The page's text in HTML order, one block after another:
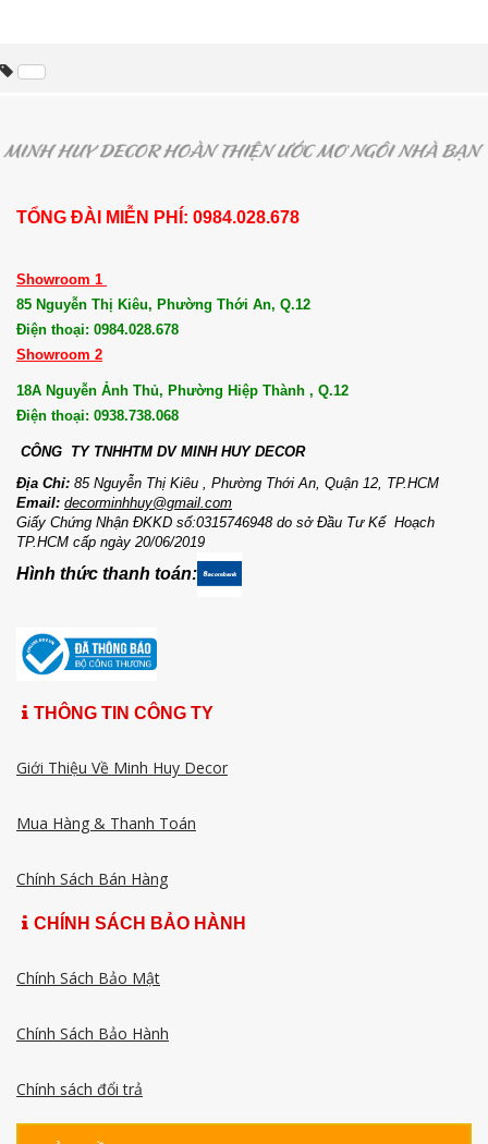
TỔNG ĐÀI MIỄN PHÍ: 0984.028.678
Showroom 1
85 Nguyễn Thị Kiêu, Phường Thới An, Q.12
Điện thoại: 0984.028.678
Showroom 2
18A Nguyễn Ảnh Thủ, Phường Hiệp Thành , Q.12
Điện thoại: 0938.738.068
CÔNG TY TNHHTM DV MINH HUY DECOR
Địa Chỉ: 85 Nguyễn Thị Kiêu , Phường Thới An, Quận 12, TP.HCM
Email: decorminhhuy@gmail.com
Giấy Chứng Nhận ĐKKD số:0315746948 do sở Đầu Tư Kế Hoạch
TP.HCM cấp ngày 20/06/2019
Hình thức thanh toán:
THÔNG TIN CÔNG TY
Giới Thiệu Về Minh Huy Decor
Mua Hàng & Thanh Toán
Chính Sách Bán Hàng
CHÍNH SÁCH BẢO HÀNH
Chính Sách Bảo Mật
Chính Sách Bảo Hành
Chính sách đổi trả